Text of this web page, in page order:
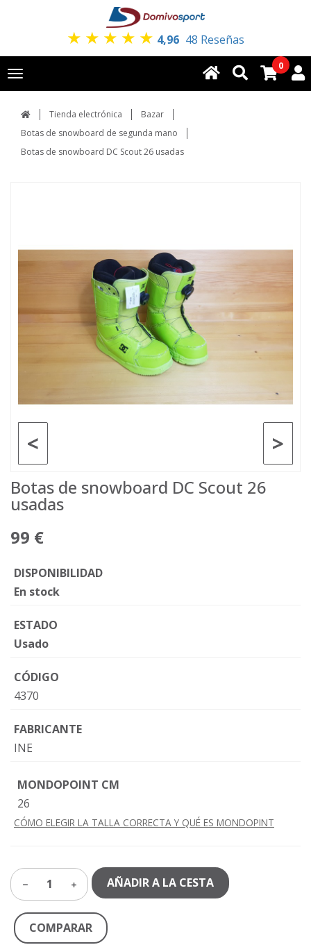
★ ★ ★ ★ ★ 4,96 48 Reseñas
Toggle
navigation
0
Tienda electrónica
Bazar
Botas de snowboard de segunda mano
Botas de snowboard DC Scout 26 usadas
>
<
Botas de snowboard DC Scout 26
usadas
99 €
DISPONIBILIDAD
En stock
ESTADO
Usado
CÓDIGO
4370
FABRICANTE
INE
MONDOPOINT CM
26
CÓMO ELEGIR LA TALLA CORRECTA Y QUÉ ES MONDOPINT
1 AÑADIR A LA CESTA
COMPARAR